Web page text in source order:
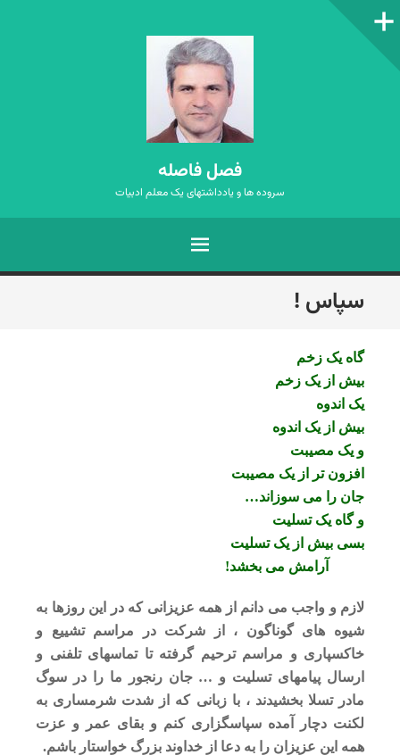
ستون‌کناری
فصل فاصله
سروده ها و یادداشتهای یک معلم ادبیات
فهرست
رفتن
به
سپاس !
گاه یک زخم
بیش از یک زخم
یک اندوه
بیش از یک اندوه
و یک مصیبت
افزون تر از یک مصیبت
جان را می سوزاند…
و گاه یک تسلیت
بسی بیش از یک تسلیت
آرامش می بخشد!
لازم و واجب می دانم از همه عزیزانی که در این روزها به
شیوه های گوناگون ، از شرکت در مراسم تشییع و
خاکسپاری و مراسم ترحیم گرفته تا تماسهای تلفنی و
ارسال پیامهای تسلیت و … جان رنجور ما را در سوگ
مادر تسلا بخشیدند ، با زبانی که از شدت شرمساری به
لکنت دچار آمده سپاسگزاری کنم و بقای عمر و عزت
همه این عزیزان را به دعا از خداوند بزرگ خواستار باشم.